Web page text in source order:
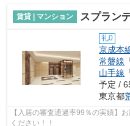
賃貸 | マンション スプラン
礼0
京成本
常磐線
山手線
予定 /
東京都
【入居の審査通過率99％の実績】
ください！！